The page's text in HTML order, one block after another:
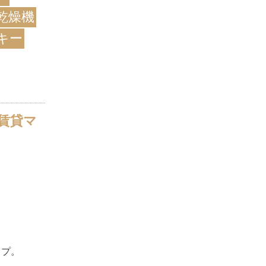
燥機
ー
貸マ
。